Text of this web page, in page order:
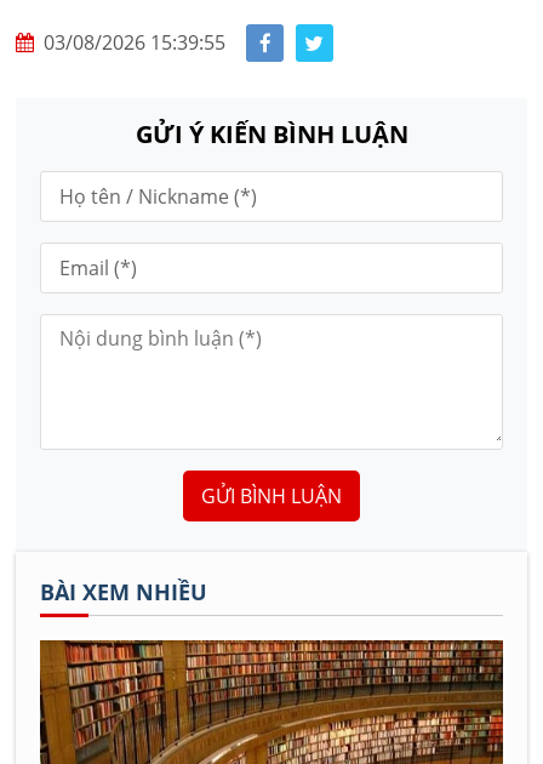
03/08/2026 15:39:55
GỬI Ý KIẾN BÌNH LUẬN
GỬI BÌNH LUẬN
BÀI XEM NHIỀU